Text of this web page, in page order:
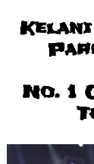
No. 1